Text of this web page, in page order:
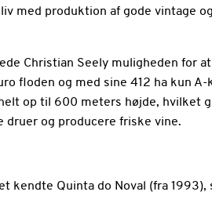
med produktion af gode vintage
Christian Seely muligheden for
floden og med sine 412 ha kun
op til 600 meters højde, hvilket
druer og producere friske vine.
kendte Quinta do Noval (fra 1993),